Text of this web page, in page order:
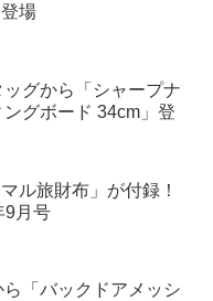
場
グから「シャープナ
グボード 34cm」登
ル旅財布」が付録！
9月号
「バックドアメッシ